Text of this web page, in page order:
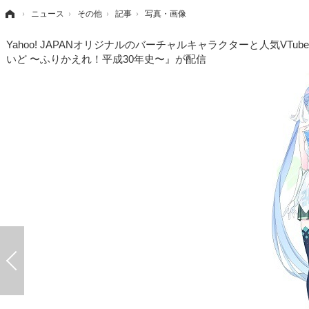
› ニュース › その他 › 記事 › 写真・画像
Yahoo! JAPANオリジナルのバーチャルキャラクターと人気
いど 〜ふりかえれ！平成30年史〜』が配信